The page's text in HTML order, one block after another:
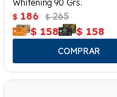
Whitening 90 Grs.
$ 186 $ 265
$ 158 $ 158